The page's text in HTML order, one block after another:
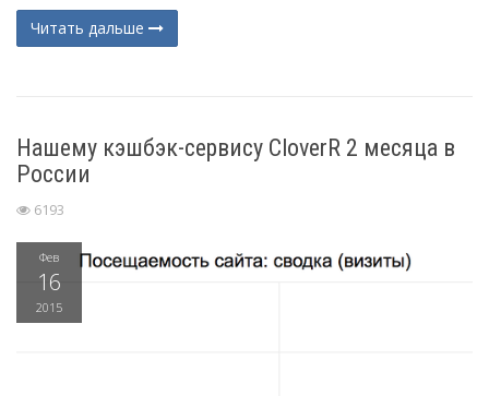
Читать дальше
Нашему кэшбэк-сервису CloverR 2 месяца в
России
6193
Фев
16
2015